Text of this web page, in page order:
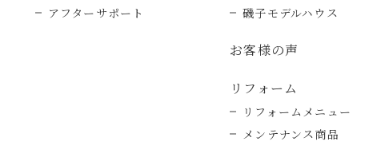
アフターサポート
磯子モデルハウス
お客様の声
リフォーム
リフォームメニュー
メンテナンス商品